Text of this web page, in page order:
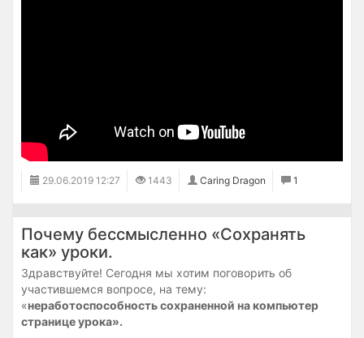
29.06.2019 12:27 1443 Caring Dragon 1
Почему бессмысленно «Сохранять
как» уроки.
Здравствуйте! Сегодня мы хотим поговорить об
участившемся вопросе, на тему:
«неработоспособность сохраненной на компьютер
странице урока».